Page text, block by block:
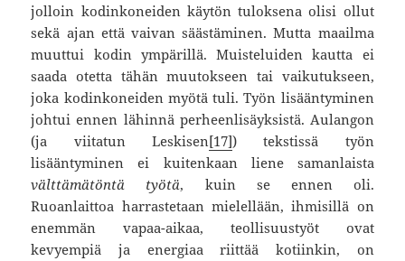
jolloin kodinkoneiden käytön tuloksena olisi ollut
sekä ajan että vaivan säästäminen. Mutta maailma
muuttui kodin ympärillä. Muisteluiden kautta ei
saada otetta tähän muutokseen tai vaikutukseen,
joka kodinkoneiden myötä tuli. Työn lisääntyminen
johtui ennen lähinnä perheenlisäyksistä. Aulangon
(ja viitatun Leskisen[17]) tekstissä työn
lisääntyminen ei kuitenkaan liene samanlaista
välttämätöntä työtä, kuin se ennen oli.
Ruoanlaittoa harrastetaan mielellään, ihmisillä on
enemmän vapaa-aikaa, teollisuustyöt ovat
kevyempiä ja energiaa riittää kotiinkin, on